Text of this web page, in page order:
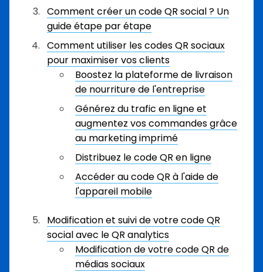
Comment créer un code QR social ? Un
guide étape par étape
Comment utiliser les codes QR sociaux
pour maximiser vos clients
Boostez la plateforme de livraison
de nourriture de l'entreprise
Générez du trafic en ligne et
augmentez vos commandes grâce
au marketing imprimé
Distribuez le code QR en ligne
Accéder au code QR à l'aide de
l'appareil mobile
Modification et suivi de votre code QR
social avec le QR analytics
Modification de votre code QR de
médias sociaux